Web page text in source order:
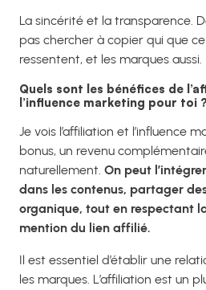
La sincérité et la transparence.
pas chercher à copier qui que
ressentent, et les marques aussi.
Quels sont les bénéfices de
l’influence marketing pour toi
Je vois l’affiliation et l’influence
bonus, un revenu
naturellement. On peut
dans les contenus, partager
organique, tout en respectant
mention du lien affilié.
Il est essentiel d’établir une
les marques. L’affiliation est un